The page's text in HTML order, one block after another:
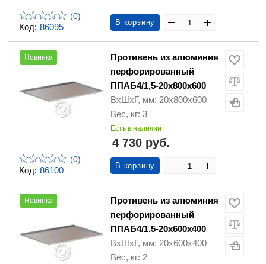
Код: 86095
(0)
В корзину
Код: 86100
Новинка
(0)
Противень из алюминия
перфорированный
ППАБ4/1,5-20х800х600
ВхШхГ, мм: 20х800х600
Вес, кг: 3
Есть в наличии
4 730 руб.
В корзину
Новинка
Противень из алюминия
перфорированный
ППАБ4/1,5-20х600х400
ВхШхГ, мм: 20х600х400
Вес, кг: 2